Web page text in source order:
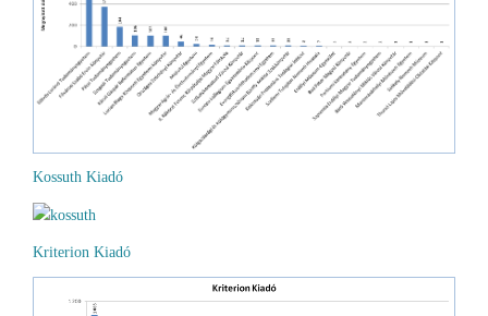
Kossuth Kiadó
Kriterion Kiadó